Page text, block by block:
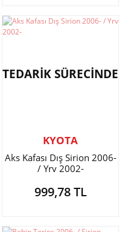
TEDARİK SÜRECİNDE
KYOTA
Aks Kafası Dış Sirion 2006-
/ Yrv 2002-
999,78 TL